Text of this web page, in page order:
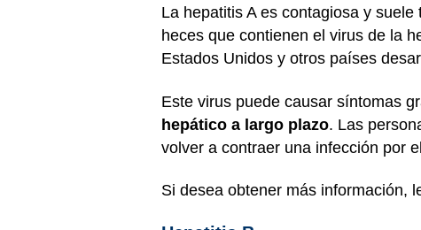
La hepatitis A es contagiosa y
heces que contienen el virus de la
Estados Unidos y otros países
Este virus puede causar síntomas
hepático a largo plazo. Las
volver a contraer una infección por
Si desea obtener más información,